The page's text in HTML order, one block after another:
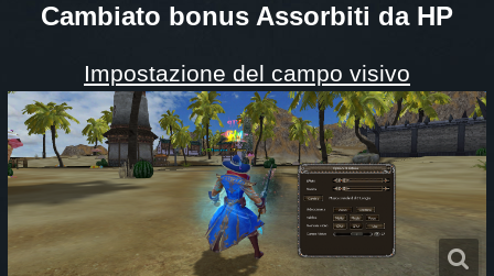
Cambiato bonus Assorbiti da HP
Impostazione del campo visivo